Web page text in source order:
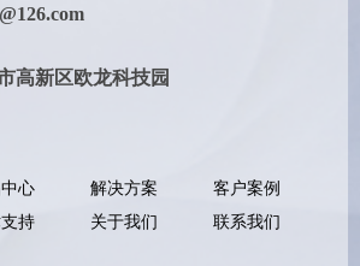
高新区欧龙科技园
心 解决方案
客户案例
持 关于我们
联系我们